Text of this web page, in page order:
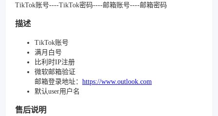
TikTok账号----TikTok密码----邮箱账号----邮箱密码
描述
TikTok账号
满月白号
比利时IP注册
微软邮箱验证
邮箱登录地址： https://www.outlook.com
默认user用户名
售后说明